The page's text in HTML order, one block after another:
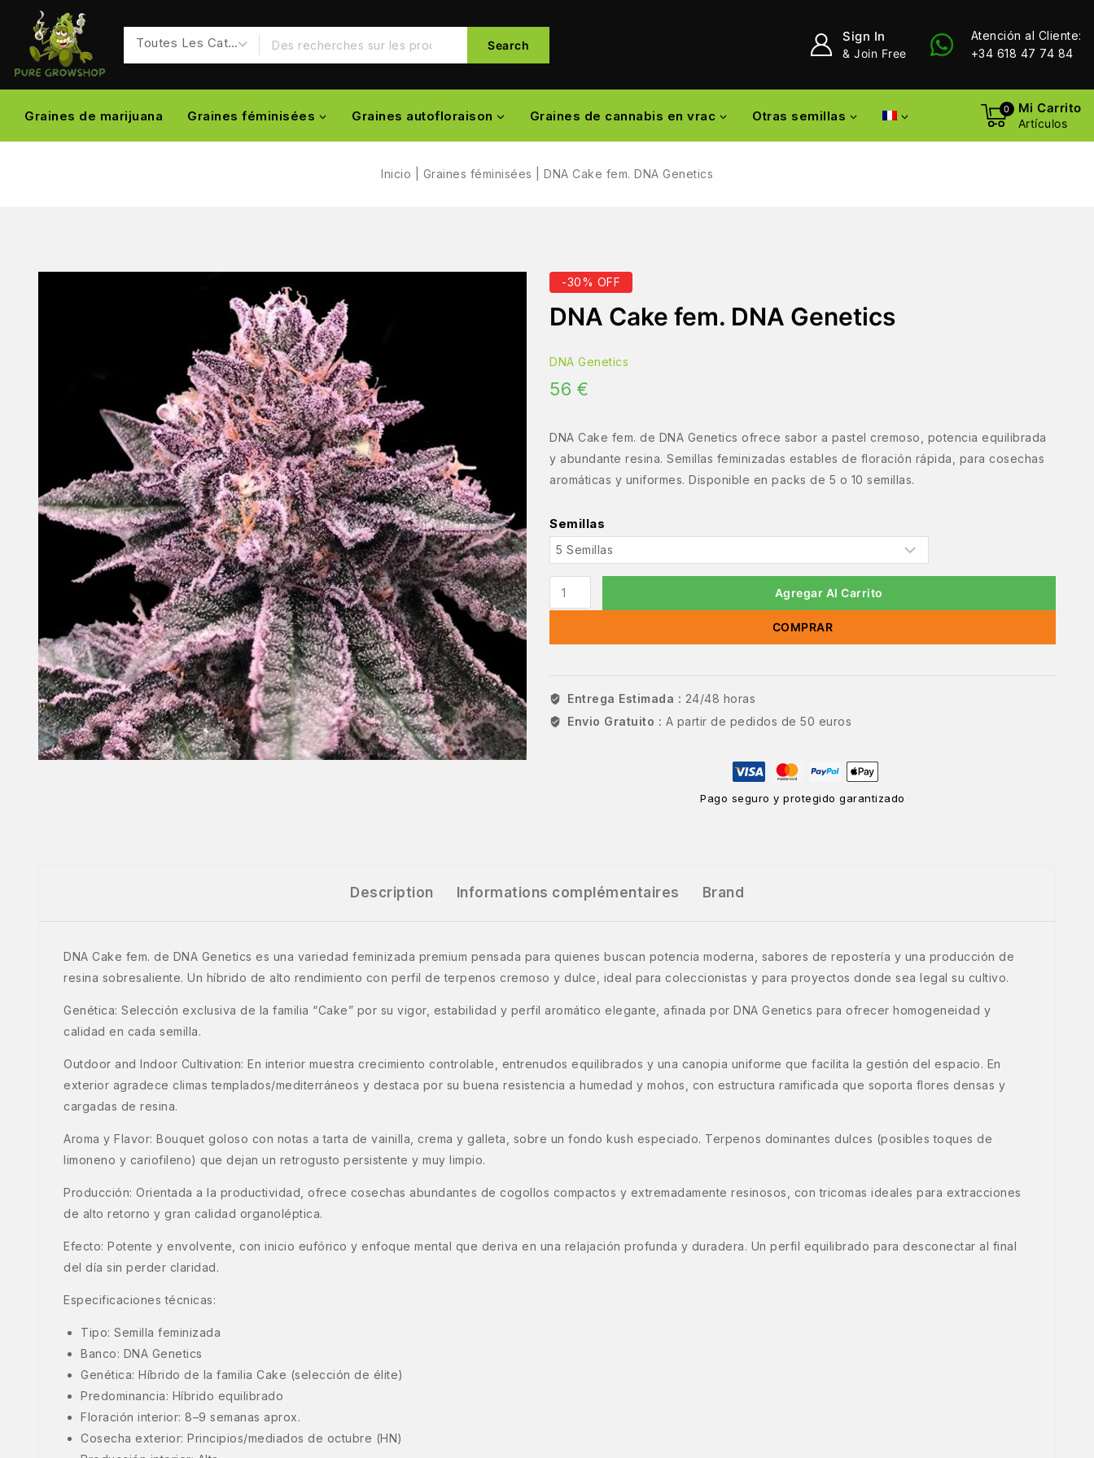
Search
Sign In
& Join Free
Atención al Cliente:
+34 618 47 74 84
Graines de marijuana Graines féminisées Graines autofloraison Graines de cannabis en vrac Otras semillas 0 Mi Carrito
Artículos
Inicio Graines féminisées DNA Cake fem. DNA Genetics
-30% OFF
DNA Cake fem. DNA Genetics
DNA Genetics
56 €
DNA Cake fem. de DNA Genetics ofrece sabor a pastel cremoso, potencia equilibrada
y abundante resina. Semillas feminizadas estables de floración rápida, para cosechas
aromáticas y uniformes. Disponible en packs de 5 o 10 semillas.
Semillas
Agregar Al Carrito
COMPRAR
Entrega Estimada : 24/48 horas
Envio Gratuito : A partir de pedidos de 50 euros
Pago seguro y protegido garantizado
Description Informations complémentaires Brand
DNA Cake fem. de DNA Genetics es una variedad feminizada premium pensada para quienes buscan potencia moderna, sabores de repostería y una producción de
resina sobresaliente. Un híbrido de alto rendimiento con perfil de terpenos cremoso y dulce, ideal para coleccionistas y para proyectos donde sea legal su cultivo.
Genética: Selección exclusiva de la familia “Cake” por su vigor, estabilidad y perfil aromático elegante, afinada por DNA Genetics para ofrecer homogeneidad y
calidad en cada semilla.
Outdoor and Indoor Cultivation: En interior muestra crecimiento controlable, entrenudos equilibrados y una canopia uniforme que facilita la gestión del espacio. En
exterior agradece climas templados/mediterráneos y destaca por su buena resistencia a humedad y mohos, con estructura ramificada que soporta flores densas y
cargadas de resina.
Aroma y Flavor: Bouquet goloso con notas a tarta de vainilla, crema y galleta, sobre un fondo kush especiado. Terpenos dominantes dulces (posibles toques de
limoneno y cariofileno) que dejan un retrogusto persistente y muy limpio.
Producción: Orientada a la productividad, ofrece cosechas abundantes de cogollos compactos y extremadamente resinosos, con tricomas ideales para extracciones
de alto retorno y gran calidad organoléptica.
Efecto: Potente y envolvente, con inicio eufórico y enfoque mental que deriva en una relajación profunda y duradera. Un perfil equilibrado para desconectar al final
del día sin perder claridad.
Especificaciones técnicas:
Tipo: Semilla feminizada
Banco: DNA Genetics
Genética: Híbrido de la familia Cake (selección de élite)
Predominancia: Híbrido equilibrado
Floración interior: 8–9 semanas aprox.
Cosecha exterior: Principios/mediados de octubre (HN)